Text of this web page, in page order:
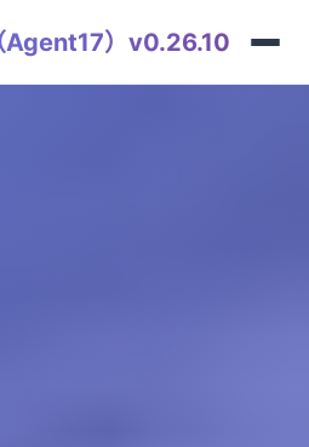
Agent17）v0.26.10